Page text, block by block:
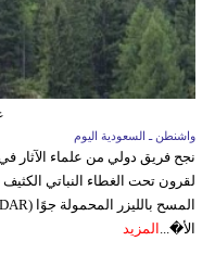
واشنطن ـ السعودية اليوم
نجح فريق دولي من علماء الآثار
لقرون تحت الغطاء النباتي
الأ�... المزيد